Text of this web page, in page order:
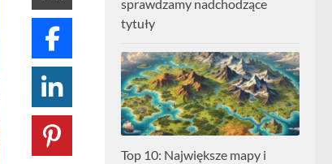
sprawdzamy nadchodzące
tytuły
Top 10: Największe mapy i